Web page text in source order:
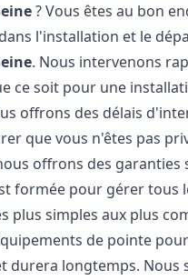
? Vous êtes au bon
l'installation et le
. Nous intervenons
ce soit pour une
offrons des délais
que vous n'êtes pas
offrons des garanties
formée pour gérer tous
plus simples aux plus
de pointe
durera longtemps. Nous